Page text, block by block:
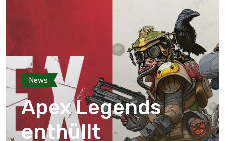
News
Apex Legends
enthüllt